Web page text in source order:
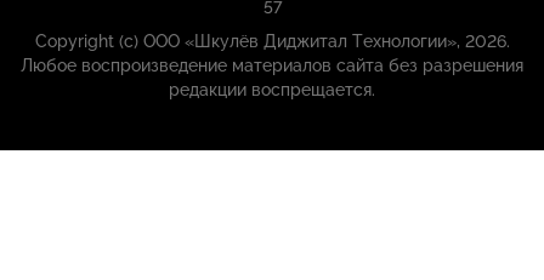
57
Copyright (с) ООО «Шкулёв Диджитал Технологии», 2026.
Любое воспроизведение материалов сайта без разрешения
редакции воспрещается.